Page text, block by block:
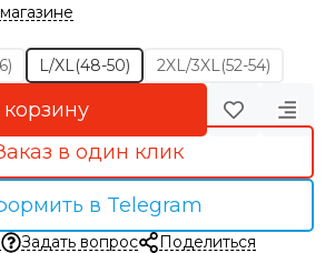
L/XL(48-50) 2XL/3XL(52-54)
в один клик
в Telegram
Задать вопрос Поделиться